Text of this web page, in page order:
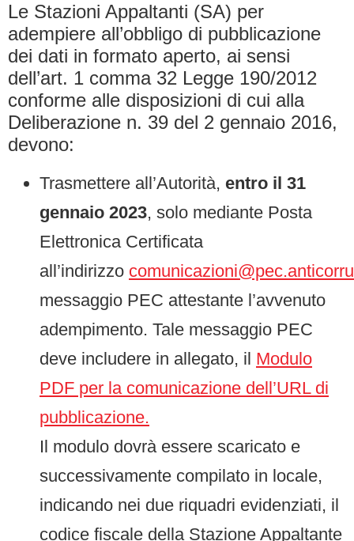
Le Stazioni Appaltanti (SA) per
adempiere all’obbligo di pubblicazione
dei dati in formato aperto, ai sensi
dell’art. 1 comma 32 Legge 190/2012
conforme alle disposizioni di cui alla
Deliberazione n. 39 del 2 gennaio 2016,
devono:
Trasmettere all’Autorità, entro il 31
gennaio 2023, solo mediante Posta
Elettronica Certificata
all’indirizzo
messaggio PEC attestante l’avvenuto
adempimento. Tale messaggio PEC
deve includere in allegato, il Modulo
PDF per la comunicazione dell’URL di
pubblicazione.
Il modulo dovrà essere scaricato e
successivamente compilato in locale,
indicando nei due riquadri evidenziati, il
codice fiscale della Stazione Appaltante